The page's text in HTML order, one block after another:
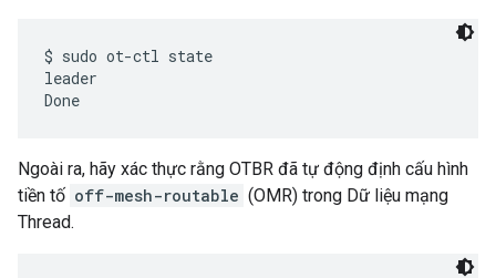
$ sudo ot-ctl state
leader
Ngoài ra, hãy xác thực rằng OTBR đã tự động định cấu hình
tiền tố off-mesh-routable (OMR) trong Dữ liệu mạng
Thread.